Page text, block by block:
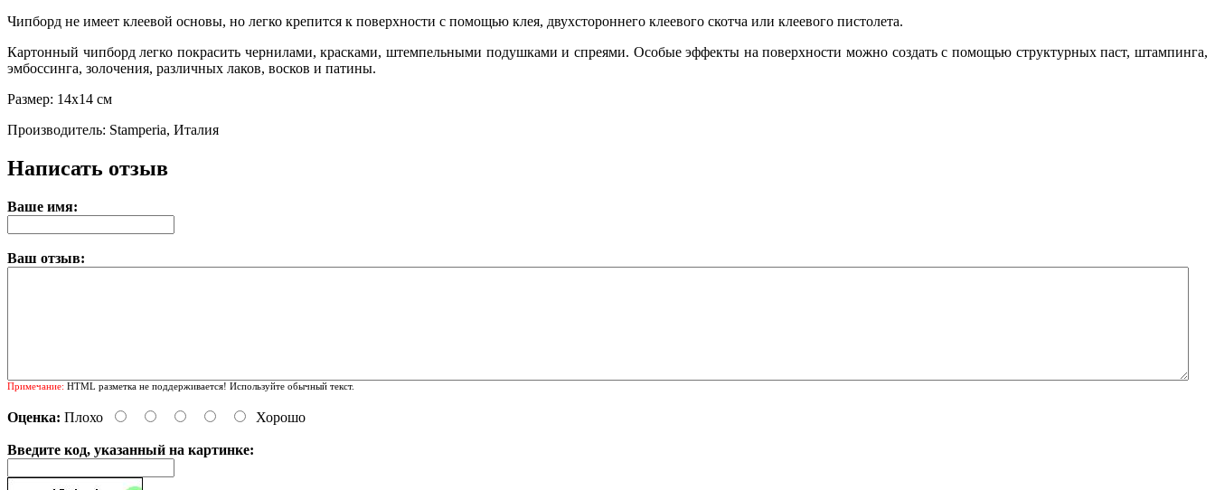
Чипборд не имеет клеевой основы, но легко крепится к поверхности с помощью клея, двухстороннего клеевого скотча или клеевого пистолета.
Картонный чипборд легко покрасить чернилами, красками, штемпельными подушками и спреями. Особые эффекты на поверхности можно создать с помощью структурных паст, штампинга,
эмбоссинга, золочения, различных лаков, восков и патины.
Размер: 14х14 см
Производитель: Stamperia, Италия
Написать отзыв
Ваше имя:
Ваш отзыв:
Примечание: HTML разметка не поддерживается! Используйте обычный текст.
Оценка: Плохо Хорошо
Введите код, указанный на картинке: